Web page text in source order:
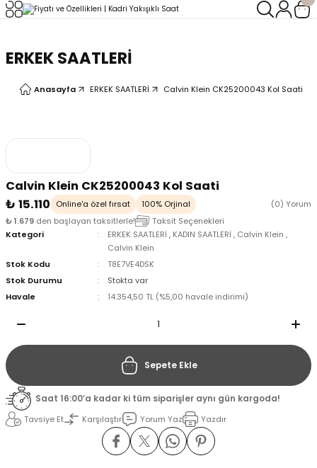
ERKEK SAATLERİ
Anasayfa ERKEK SAATLERİ Calvin Klein CK25200043 Kol Saati
Calvin Klein CK25200043 Kol Saati
₺ 15.110
Online'a özel fırsat 100% Orjinal
(0) Yorum
₺ 1.679 den başlayan taksitlerle!
Taksit Seçenekleri
Kategori
ERKEK SAATLERİ , KADIN SAATLERİ , Calvin Klein ,
Calvin Klein
Stok Kodu
T8E7VE4DSK
Stok Durumu
Stokta var
Havale
14.354,50 TL (%5,00 havale indirimi)
Sepete Ekle
Saat 16:00’a kadar ki tüm siparişler aynı gün kargoda!
Tavsiye Et
Karşılaştır Yorum Yaz Yazdır
Geri Dön
Geri Dön